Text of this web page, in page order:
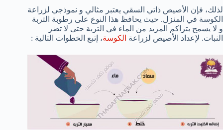
لذلك، فإن الأصيص ذاتي السقي يعتبر مثالي و نموذجي لزراعة
الكوسة في المنزل. حيث يحافظ هذا النوع على رطوبة التربة
و لا يسمح بتراكم المزيد من الماء في التربة حتى لا تضر
النبات. لإعداد الأصيص لزراعة الكوسة، إتبع الخطوات التالية :